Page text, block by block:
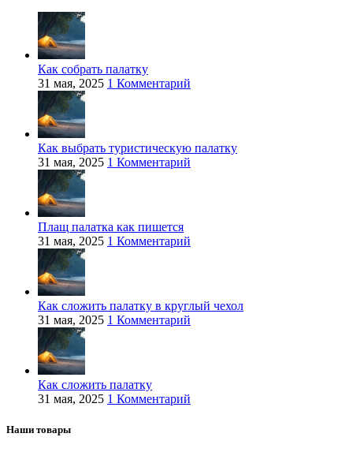
Как собрать палатку
31 мая, 2025 1 Комментарий
Как выбрать туристическую палатку
31 мая, 2025 1 Комментарий
Плащ палатка как пишется
31 мая, 2025 1 Комментарий
Как сложить палатку в круглый чехол
31 мая, 2025 1 Комментарий
Как сложить палатку
31 мая, 2025 1 Комментарий
Наши товары